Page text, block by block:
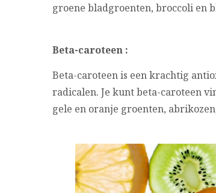
groene bladgroenten, broccoli en
Beta-caroteen :
Beta-caroteen is een krachtig
radicalen. Je kunt beta-caroteen
gele en oranje groenten,